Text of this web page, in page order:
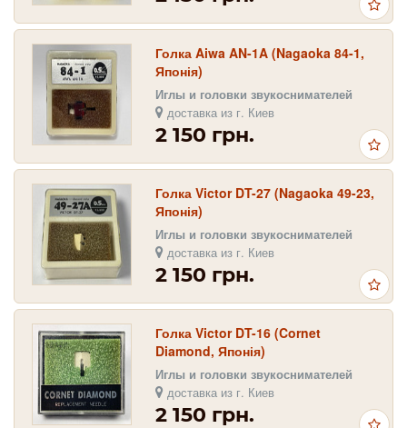
Голка Aiwa AN-1A (Nagaoka 84-1,
Японія)
Иглы и головки звукоснимателей
доставка из г. Киев
2 150 грн.
Голка Victor DT-27 (Nagaoka 49-23,
Японія)
Иглы и головки звукоснимателей
доставка из г. Киев
2 150 грн.
Голка Victor DT-16 (Cornet
Diamond, Японія)
Иглы и головки звукоснимателей
доставка из г. Киев
2 150 грн.